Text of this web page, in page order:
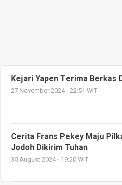
Kejari Yapen Terima Berkas
27 November 2024 - 22:51 WIT
Cerita Frans Pekey Maju
Jodoh Dikirim Tuhan
30 August 2024 - 19:20 WIT